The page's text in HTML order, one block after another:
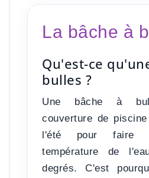
La bâche à
Qu'est-ce
bulles ?
Une bâche à
couverture de
l'été pourfaire
température de
degrés. C'est